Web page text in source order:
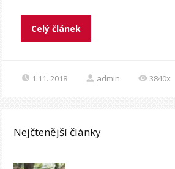
Celý článek
1.11. 2018 admin 3840x
Nejčtenější články